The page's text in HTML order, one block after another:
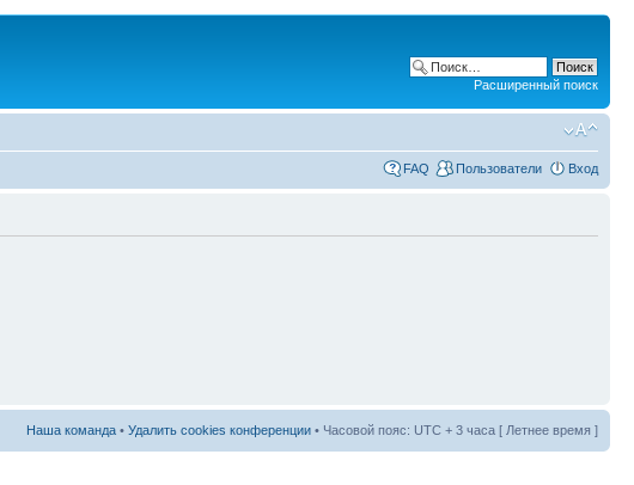
Расширенный поиск
FAQ Пользователи Вход
Наша команда • Удалить cookies конференции • Часовой пояс: UTC + 3 часа [ Летнее время ]